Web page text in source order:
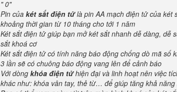
" 0"
Pin của két sắt điện tửlà pin AA mạch điện tử của két
khoảng thời gian từ 10 tháng cho tới 1 năm
Két sắt điện tử giúp bạn mở két sắt nhanh dễ dàng,
sắt khoá cơ
Két sắt điện tử có tính năng báo động chống dò mã số
3 lần sẽ có chuông báo động vang lên để cảnh báo
Với dòng khóa điện tửhiện đại và linh hoạt nên việc
khác như: khóa vân tay, thẻ từ… để giúp tăng khả